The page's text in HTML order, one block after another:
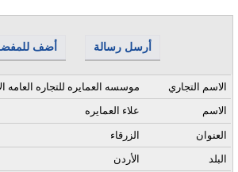
أضف أرسل رسالة
موسسه العمايره للتجاره العامه
الاسم التجاري
علاء العمايره
الاسم
الزرقاء
العنوان
الأردن
البلد